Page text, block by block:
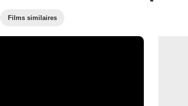
Films similaires